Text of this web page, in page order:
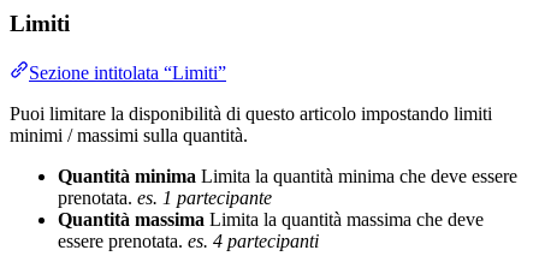
Limiti
Sezione intitolata “Limiti”
Puoi limitare la disponibilità di questo articolo impostando limiti
minimi / massimi sulla quantità.
Quantità minima Limita la quantità minima che deve essere
prenotata. es. 1 partecipante
Quantità massima Limita la quantità massima che deve
essere prenotata. es. 4 partecipanti